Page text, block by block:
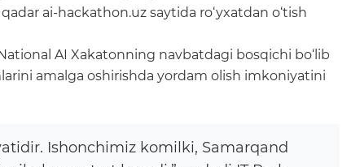
ai-hackathon.uz saytida ro‘yxatdan o‘tish
AI Xakatonning navbatdagi bosqichi bo‘lib
amalga oshirishda yordam olish imkoniyatini
Ishonchimiz komilki, Samarqand